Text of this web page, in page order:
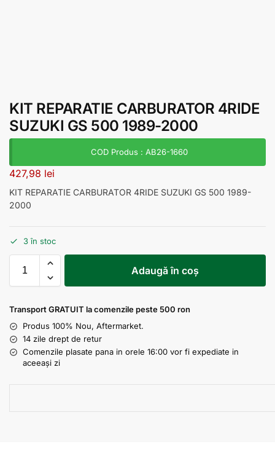
KIT REPARATIE CARBURATOR 4RIDE
SUZUKI GS 500 1989-2000
COD Produs : AB26-1660
427,98 lei
KIT REPARATIE CARBURATOR 4RIDE SUZUKI GS 500 1989-
2000
3 în stoc
Adaugă în coș
Transport GRATUIT la comenzile peste 500 ron
Produs 100% Nou, Aftermarket.
14 zile drept de retur
Comenzile plasate pana in orele 16:00 vor fi expediate in
aceeași zi